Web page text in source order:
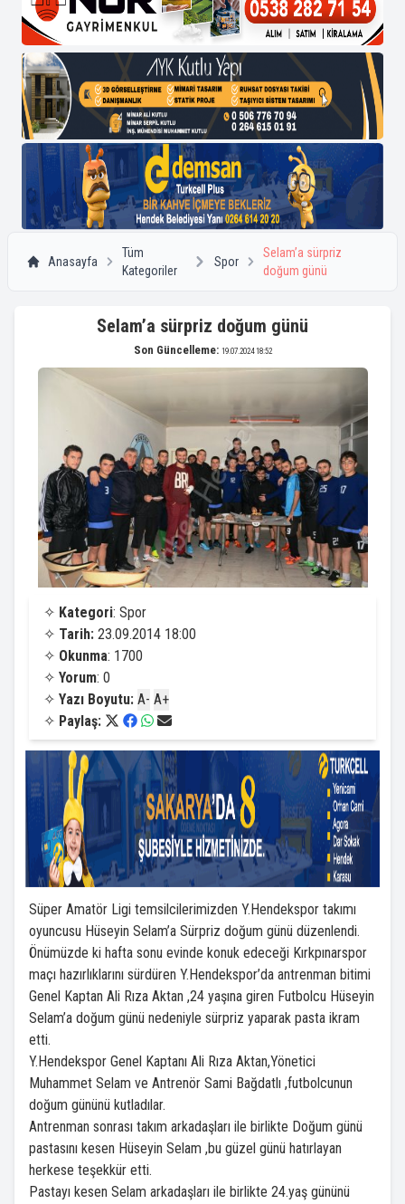
Anasayfa
Tüm
Kategoriler
Spor
Selam’a sürpriz
doğum günü
Selam’a sürpriz doğum günü
Son Güncelleme: 19.07.2024 18:52
✧ Kategori: Spor
✧ Tarih: 23.09.2014 18:00
✧ Okunma: 1700
✧ Yorum: 0
✧ Yazı Boyutu: A- A+
✧ Paylaş:
Süper Amatör Ligi temsilcilerimizden Y.Hendekspor takımı
oyuncusu Hüseyin Selam’a Sürpriz doğum günü düzenlendi.
Önümüzde ki hafta sonu evinde konuk edeceği Kırkpınarspor
maçı hazırlıklarını sürdüren Y.Hendekspor’da antrenman bitimi
Genel Kaptan Ali Rıza Aktan ,24 yaşına giren Futbolcu Hüseyin
Selam’a doğum günü nedeniyle sürpriz yaparak pasta ikram
etti.
Y.Hendekspor Genel Kaptanı Ali Rıza Aktan,Yönetici
Muhammet Selam ve Antrenör Sami Bağdatlı ,futbolcunun
doğum gününü kutladılar.
Antrenman sonrası takım arkadaşları ile birlikte Doğum günü
pastasını kesen Hüseyin Selam ,bu güzel günü hatırlayan
herkese teşekkür etti.
Pastayı kesen Selam arkadaşları ile birlikte 24.yaş gününü